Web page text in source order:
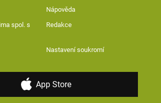
Nápověda
spol. s
Redakce
Nastavení soukromí
App Store